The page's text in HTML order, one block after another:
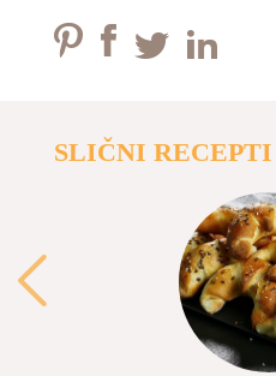
SLIČNI RECEPTI